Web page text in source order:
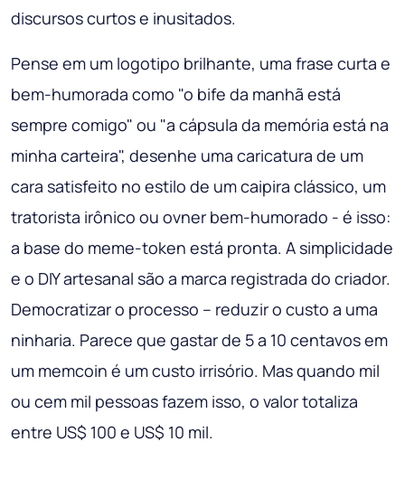
discursos curtos e inusitados.
Pense em um logotipo brilhante, uma frase curta e
bem-humorada como "o bife da manhã está
sempre comigo" ou "a cápsula da memória está na
minha carteira", desenhe uma caricatura de um
cara satisfeito no estilo de um caipira clássico, um
tratorista irônico ou ovner bem-humorado - é isso:
a base do meme-token está pronta. A simplicidade
e o DIY artesanal são a marca registrada do criador.
Democratizar o processo – reduzir o custo a uma
ninharia. Parece que gastar de 5 a 10 centavos em
um memcoin é um custo irrisório. Mas quando mil
ou cem mil pessoas fazem isso, o valor totaliza
entre US$ 100 e US$ 10 mil.